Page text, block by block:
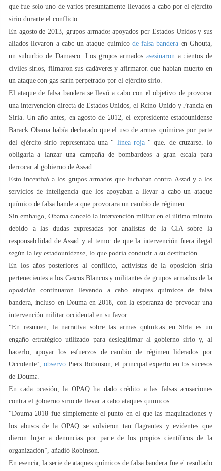
que fue solo uno de varios presuntamente llevados a cabo por el ejército
sirio durante el conflicto.
En agosto de 2013, grupos armados apoyados por Estados Unidos y sus
aliados llevaron a cabo un ataque químico de falsa bandera en Ghouta,
un suburbio de Damasco. Los grupos armadosasesinaron a cientos de
civiles sirios, filmaron sus cadáveres y afirmaron que habían muerto en
un ataque con gas sarín perpetrado por el ejército sirio.
El ataque de falsa bandera se llevó a cabo con el objetivo de provocar
una intervención directa de Estados Unidos, el Reino Unido y Francia en
Siria. Un año antes, en agosto de 2012, el expresidente estadounidense
Barack Obama había declarado que el uso de armas químicas por parte
del ejército sirio representaba una " línea roja " que, de cruzarse, lo
obligaría a lanzar una campaña de bombardeos a gran escala para
derrocar al gobierno de Assad.
Esto incentivó a los grupos armados que luchaban contra Assad y a los
servicios de inteligencia que los apoyaban a llevar a cabo un ataque
químico de falsa bandera que provocara un cambio de régimen.
Sin embargo, Obama canceló la intervención militar en el último minuto
debido a las dudas expresadas por analistas de la CIA sobre la
responsabilidad de Assad y al temor de que la intervención fuera ilegal
según la ley estadounidense, lo que podría conducir a su destitución.
En los años posteriores al conflicto, activistas de la oposición siria
pertenecientes a los Cascos Blancos y militantes de grupos armados de la
oposición continuaron llevando a cabo ataques químicos de falsa
bandera, incluso en Douma en 2018, con la esperanza de provocar una
intervención militar occidental en su favor.
“En resumen, la narrativa sobre las armas químicas en Siria es un
engaño estratégico utilizado para deslegitimar al gobierno sirio y, al
hacerlo, apoyar los esfuerzos de cambio de régimen liderados por
Occidente”, observó Piers Robinson, el principal experto en los sucesos
de Douma.
En cada ocasión, la OPAQ ha dado crédito a las falsas acusaciones
contra el gobierno sirio de llevar a cabo ataques químicos.
“Douma 2018 fue simplemente el punto en el que las maquinaciones y
los abusos de la OPAQ se volvieron tan flagrantes y evidentes que
dieron lugar a denuncias por parte de los propios científicos de la
organización”, añadió Robinson.
En esencia, la serie de ataques químicos de falsa bandera fue el resultado